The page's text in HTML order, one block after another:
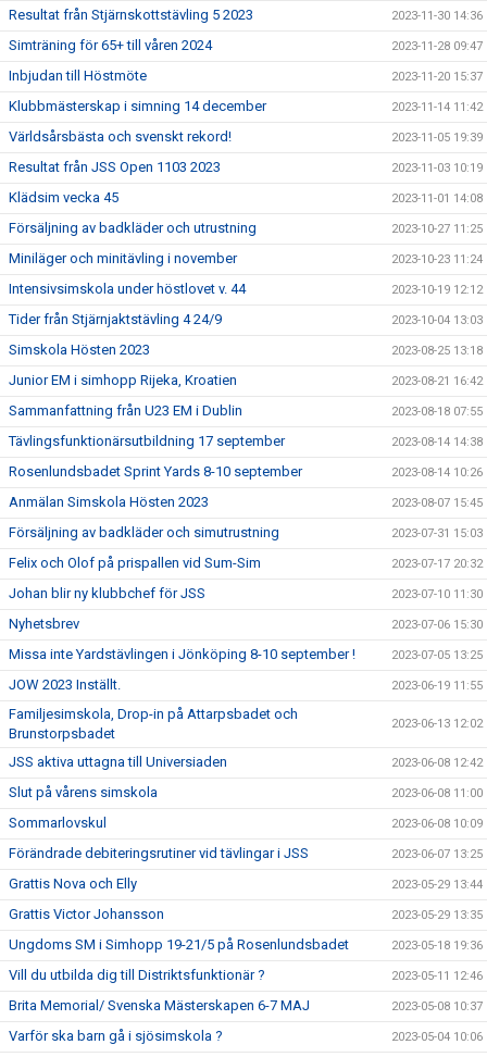
Resultat från Stjärnskottstävling 5 2023 2023-11-30 14:36
Simträning för 65+ till våren 2024 2023-11-28 09:47
Inbjudan till Höstmöte 2023-11-20 15:37
Klubbmästerskap i simning 14 december 2023-11-14 11:42
Världsårsbästa och svenskt rekord! 2023-11-05 19:39
Resultat från JSS Open 1103 2023 2023-11-03 10:19
Klädsim vecka 45 2023-11-01 14:08
Försäljning av badkläder och utrustning 2023-10-27 11:25
Miniläger och minitävling i november 2023-10-23 11:24
Intensivsimskola under höstlovet v. 44 2023-10-19 12:12
Tider från Stjärnjaktstävling 4 24/9 2023-10-04 13:03
Simskola Hösten 2023 2023-08-25 13:18
Junior EM i simhopp Rijeka, Kroatien 2023-08-21 16:42
Sammanfattning från U23 EM i Dublin 2023-08-18 07:55
Tävlingsfunktionärsutbildning 17 september 2023-08-14 14:38
Rosenlundsbadet Sprint Yards 8-10 september 2023-08-14 10:26
Anmälan Simskola Hösten 2023 2023-08-07 15:45
Försäljning av badkläder och simutrustning 2023-07-31 15:03
Felix och Olof på prispallen vid Sum-Sim 2023-07-17 20:32
Johan blir ny klubbchef för JSS 2023-07-10 11:30
Nyhetsbrev 2023-07-06 15:30
Missa inte Yardstävlingen i Jönköping 8-10 september ! 2023-07-05 13:25
JOW 2023 Inställt. 2023-06-19 11:55
Familjesimskola, Drop-in på Attarpsbadet och
Brunstorpsbadet
2023-06-13 12:02
JSS aktiva uttagna till Universiaden 2023-06-08 12:42
Slut på vårens simskola 2023-06-08 11:00
Sommarlovskul 2023-06-08 10:09
Förändrade debiteringsrutiner vid tävlingar i JSS 2023-06-07 13:25
Grattis Nova och Elly 2023-05-29 13:44
Grattis Victor Johansson 2023-05-29 13:35
Ungdoms SM i Simhopp 19-21/5 på Rosenlundsbadet 2023-05-18 19:36
Vill du utbilda dig till Distriktsfunktionär ? 2023-05-11 12:46
Brita Memorial/ Svenska Mästerskapen 6-7 MAJ 2023-05-08 10:37
Varför ska barn gå i sjösimskola ? 2023-05-04 10:06